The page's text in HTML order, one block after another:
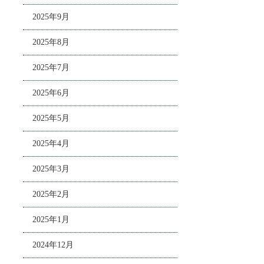
2025年9月
2025年8月
2025年7月
2025年6月
2025年5月
2025年4月
2025年3月
2025年2月
2025年1月
2024年12月